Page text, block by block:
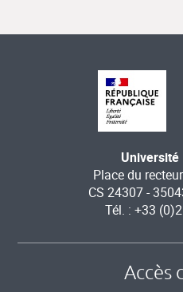
Université
Place du
CS 24307 -
Tél. : +33
Accès